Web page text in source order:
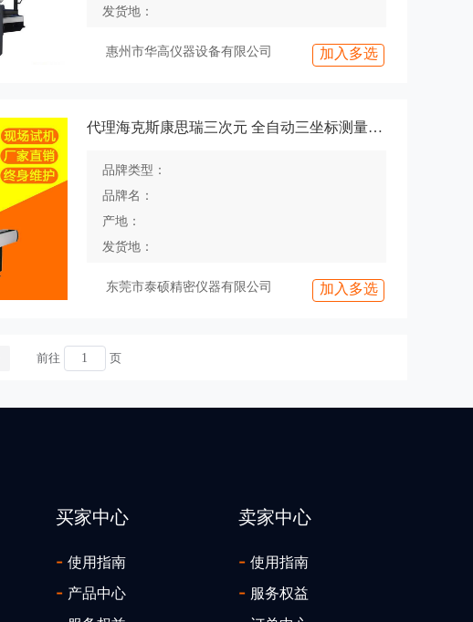
发货地：
惠州市华高仪器设备有限公司 加入多选
代理海克斯康思瑞三次元 全自动三坐标测量仪 Croma系列
品牌类型：
品牌名：
产地：
发货地：
东莞市泰硕精密仪器有限公司 加入多选
前往 页
买家中心
- 使用指南
- 产品中心
卖家中心
- 使用指南
- 服务权益